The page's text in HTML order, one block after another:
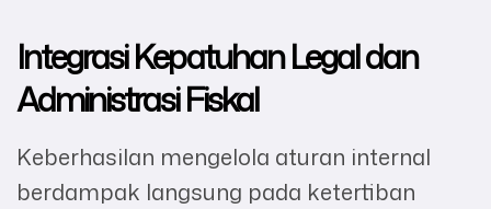
Integrasi Kepatuhan Legal dan
Administrasi Fiskal
Keberhasilan mengelola aturan internal
berdampak langsung pada ketertiban